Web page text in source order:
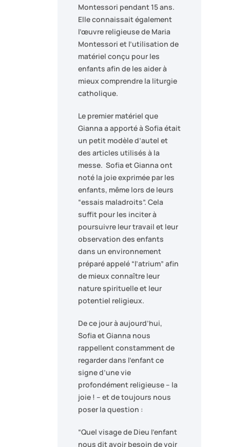
Montessori pendant 15 ans.
Elle connaissait également
l’œuvre religieuse de Maria
Montessori et l’utilisation de
matériel conçu pour les
enfants afin de les aider à
mieux comprendre la liturgie
catholique.
Le premier matériel que
Gianna a apporté à Sofia était
un petit modèle d’autel et
des articles utilisés à la
messe. Sofia et Gianna ont
noté la joie exprimée par les
enfants, même lors de leurs
“essais maladroits”. Cela
suffit pour les inciter à
poursuivre leur travail et leur
observation des enfants
dans un environnement
préparé appelé “l’atrium” afin
de mieux connaître leur
nature spirituelle et leur
potentiel religieux.
De ce jour à aujourd’hui,
Sofia et Gianna nous
rappellent constamment de
regarder dans l’enfant ce
signe d’une vie
profondément religieuse – la
joie ! – et de toujours nous
poser la question :
“Quel visage de Dieu l’enfant
nous dit avoir besoin de voir